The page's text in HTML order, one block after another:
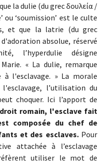
la dulie (du grec δουλεία /
ou ‘soumission’ est le culte
et que la latrie (du grec
absolue, réservé
l’hyperdulie désigne
« La dulie, remarque
l'esclavage. » La morale
l’utilisation du
choquer. Ici l’apport de
droit romain, l'esclave fait
composée du chef de
et des esclaves. Pour
attachée à l’esclavage
utiliser le mot de